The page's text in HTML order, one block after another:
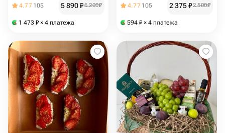
4.77 105 5 890₽6 200₽
1 473 ₽ × 4 платежа
4.77 105 2 375₽2 500₽
594 ₽ × 4 платежа